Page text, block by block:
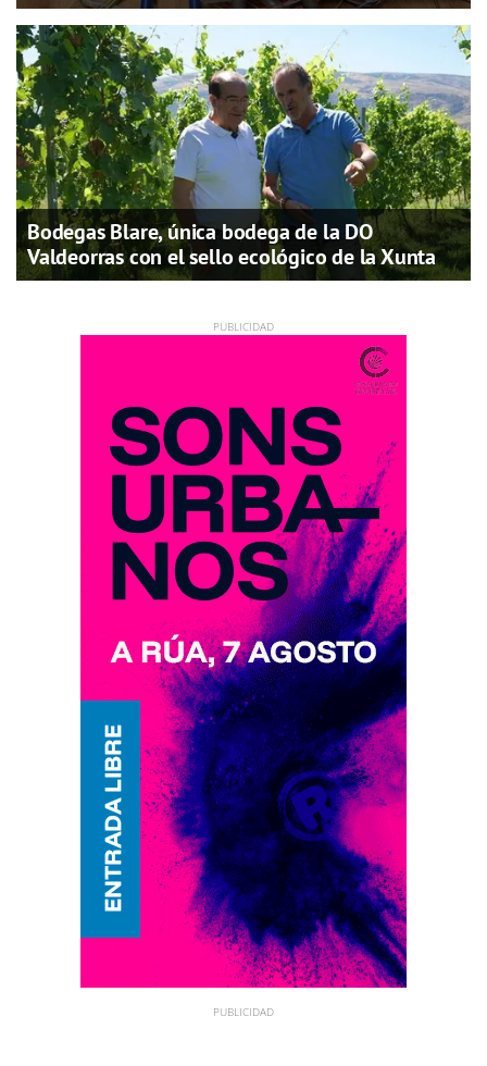
Bodegas Blare, única bodega de la DO
Valdeorras con el sello ecológico de la Xunta